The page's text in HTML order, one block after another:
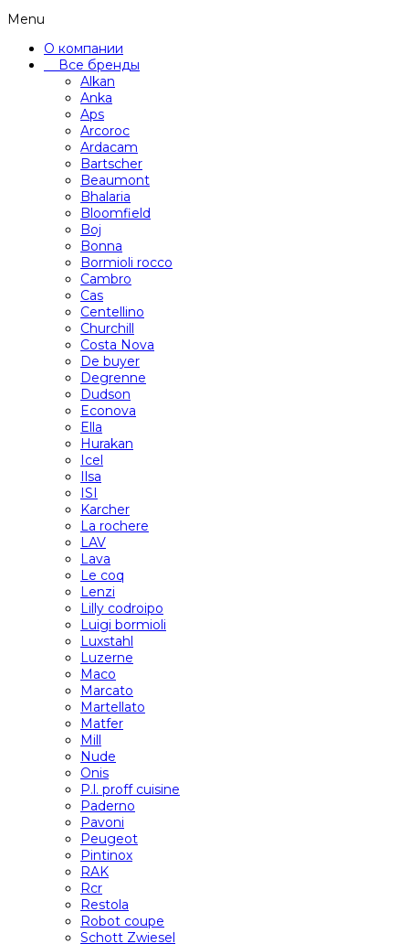
Menu
О компании
Все бренды
Alkan
Anka
Aps
Arcoroc
Ardacam
Bartscher
Beaumont
Bhalaria
Bloomfield
Boj
Bonna
Bormioli rocco
Cambro
Cas
Centellino
Churchill
Costa Nova
De buyer
Degrenne
Dudson
Econova
Ella
Hurakan
Icel
Ilsa
ISI
Karcher
La rochere
LAV
Lava
Le coq
Lenzi
Lilly codroipo
Luigi bormioli
Luxstahl
Luzerne
Maco
Marcato
Martellato
Matfer
Mill
Nude
Onis
P.l. proff cuisine
Paderno
Pavoni
Peugeot
Pintinox
RAK
Rcr
Restola
Robot coupe
Schott Zwiesel